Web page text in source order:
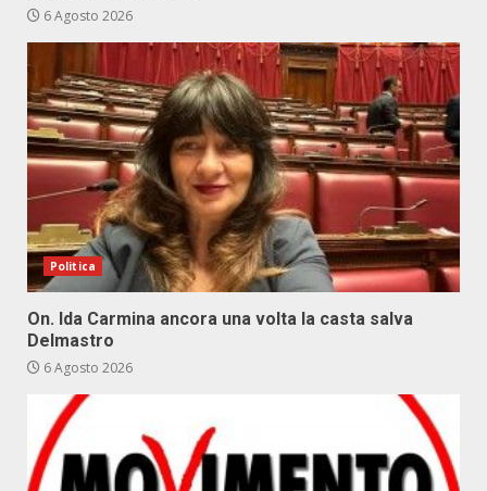
6 Agosto 2026
Politica
On. Ida Carmina ancora una volta la casta salva
Delmastro
6 Agosto 2026